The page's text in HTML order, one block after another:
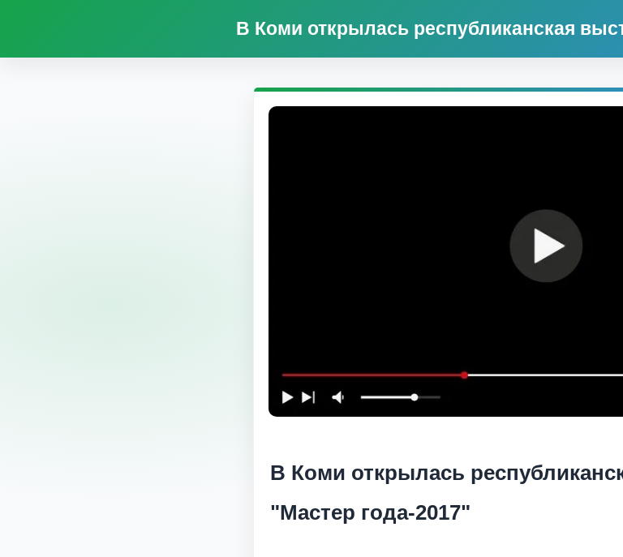
В Коми открылась республиканская
В Коми открылась
"Мастер года-2017"